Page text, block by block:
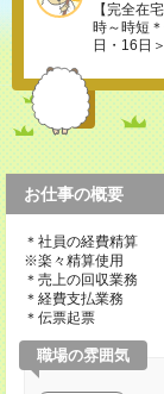
【完全在
時～時短
日・16日
お仕事の概要
＊社員の経費精算
※楽々精算使用
＊売上の回収業務
＊経費支払業務
＊伝票起票
職場の雰囲気